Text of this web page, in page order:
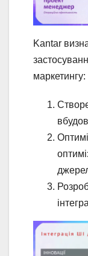
Kantar
маркетингу: